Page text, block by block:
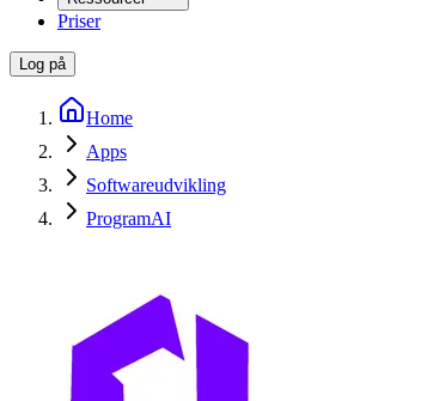
Priser
Log på
Home
Apps
Softwareudvikling
ProgramAI